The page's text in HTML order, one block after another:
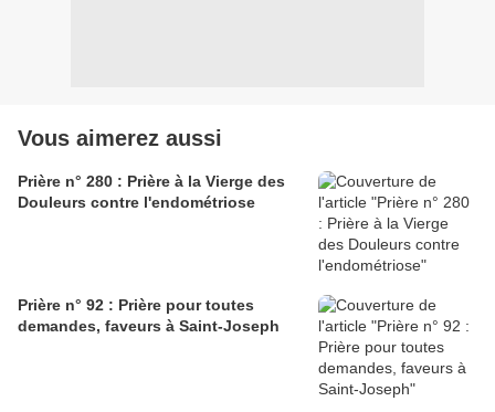
Vous aimerez aussi
Prière n° 280 : Prière à la Vierge des
Douleurs contre l'endométriose
Prière n° 92 : Prière pour toutes
demandes, faveurs à Saint-Joseph